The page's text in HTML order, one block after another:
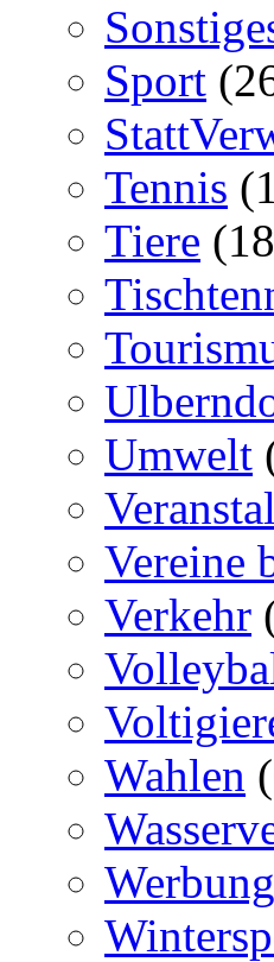
Sport
Tennis
Tiere
Umwelt
Vereine
Verkehr
Wahlen
Werbung